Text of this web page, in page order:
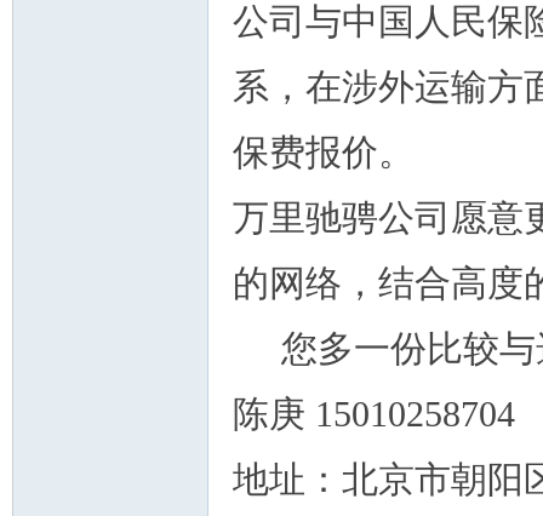
公司与中国人民保
系，在涉外运输方
保费报价。
万里驰骋公司愿意
的网络，结合高度
您多一份比较与
陈庚 15010258704
地址：北京市朝阳